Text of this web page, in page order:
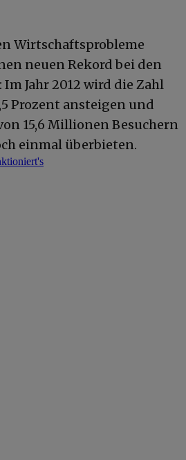
Wirtschaftsprobleme
neuen Rekord bei den
Jahr 2012 wird die Zahl
Prozent ansteigen und
15,6 Millionen Besuchern
einmal überbieten.